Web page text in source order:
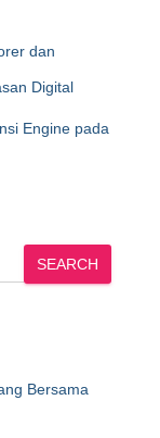
dan
Digital
Engine pada
SEARCH
Bersama